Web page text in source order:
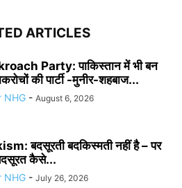
ARTICLES
Party: पाकिस्तान में भी बन
की पार्टी -मुनीर-शहबाज...
NHG - August 6, 2026
बदसूरती बदकिस्मती नहीं है – पर
कैसे...
NHG - July 26, 2026